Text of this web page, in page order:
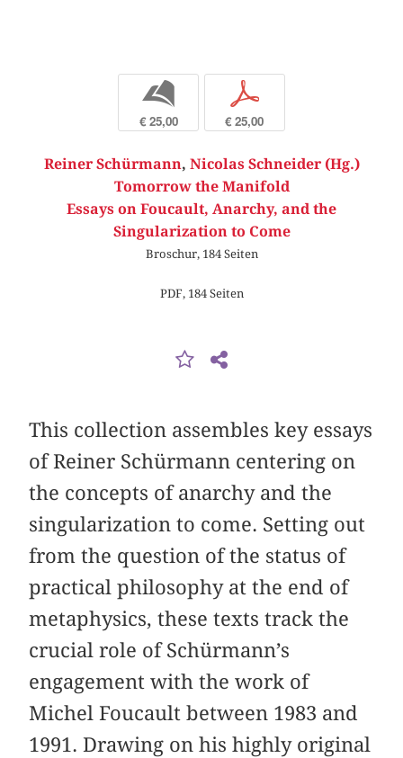
b
€ 25,00
p
€ 25,00
Reiner Schürmann, Nicolas Schneider (Hg.)
Tomorrow the Manifold
Essays on Foucault, Anarchy, and the
Singularization to Come
Broschur, 184 Seiten
PDF, 184 Seiten
This collection assembles key essays
of Reiner Schürmann centering on
the concepts of anarchy and the
singularization to come. Setting out
from the question of the status of
practical philosophy at the end of
metaphysics, these texts track the
crucial role of Schürmann’s
engagement with the work of
Michel Foucault between 1983 and
1991. Drawing on his highly original